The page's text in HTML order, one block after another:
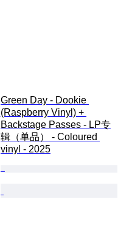
Green Day - Dookie
(Raspberry Vinyl) +
Backstage Passes - LP专
辑（单品） - Coloured
vinyl - 2025